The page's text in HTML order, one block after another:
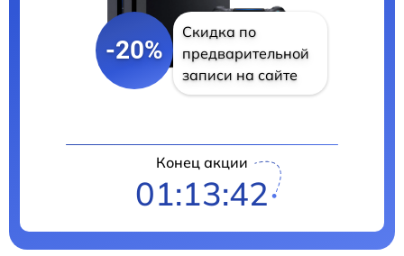
-20%
Скидка по
предварительной
записи на сайте
Конец акции
01:13:41